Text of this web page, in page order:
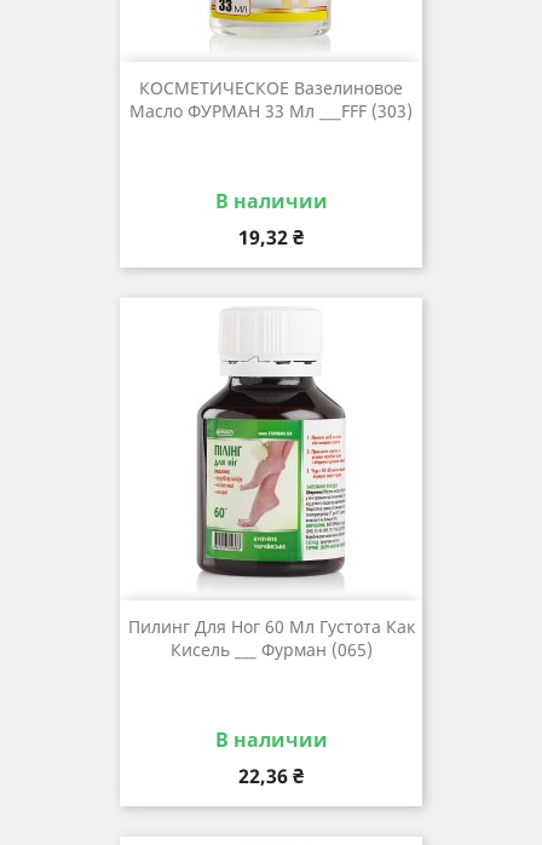
КОСМЕТИЧЕСКОЕ Вазелиновое
Масло ФУРМАН 33 Мл ___FFF (303)
В наличии
Цена
19,32 ₴
Пилинг Для Ног 60 Мл Густота Как
Кисель ___ Фурман (065)
В наличии
Цена
22,36 ₴